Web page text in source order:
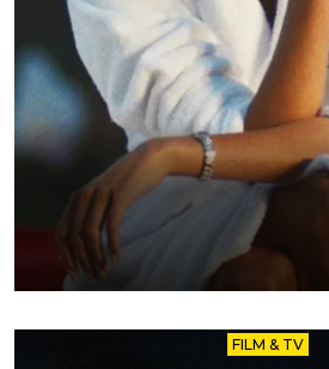
FILM & TV